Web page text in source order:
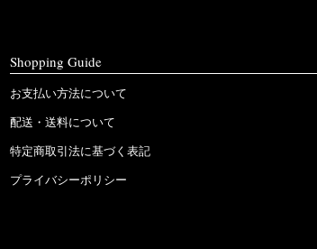
Shopping Guide
お支払い方法について
配送・送料について
特定商取引法に基づく表記
プライバシーポリシー